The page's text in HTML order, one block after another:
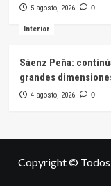
5 agosto, 2026 0
Interior
Sáenz Peña:
grandes
4 agosto, 2026 0
Copyright © Todos